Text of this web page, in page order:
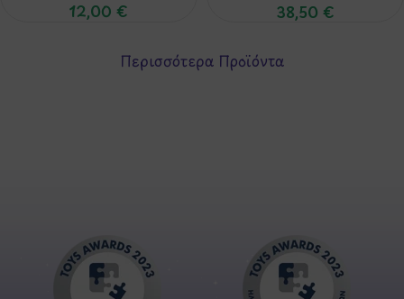
12,00 €
38,50 €
Περισσότερα Προϊόντα